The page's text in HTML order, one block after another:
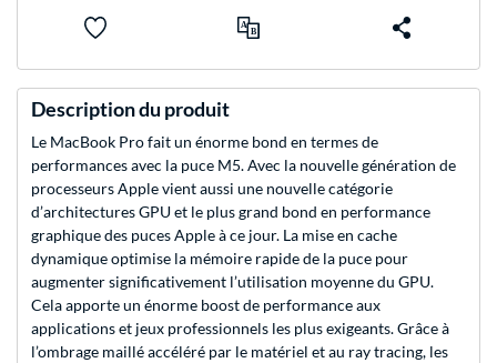
Description du produit
Le MacBook Pro fait un énorme bond en termes de
performances avec la puce M5. Avec la nouvelle génération de
processeurs Apple vient aussi une nouvelle catégorie
d’architectures GPU et le plus grand bond en performance
graphique des puces Apple à ce jour. La mise en cache
dynamique optimise la mémoire rapide de la puce pour
augmenter significativement l’utilisation moyenne du GPU.
Cela apporte un énorme boost de performance aux
applications et jeux professionnels les plus exigeants. Grâce à
l’ombrage maillé accéléré par le matériel et au ray tracing, les